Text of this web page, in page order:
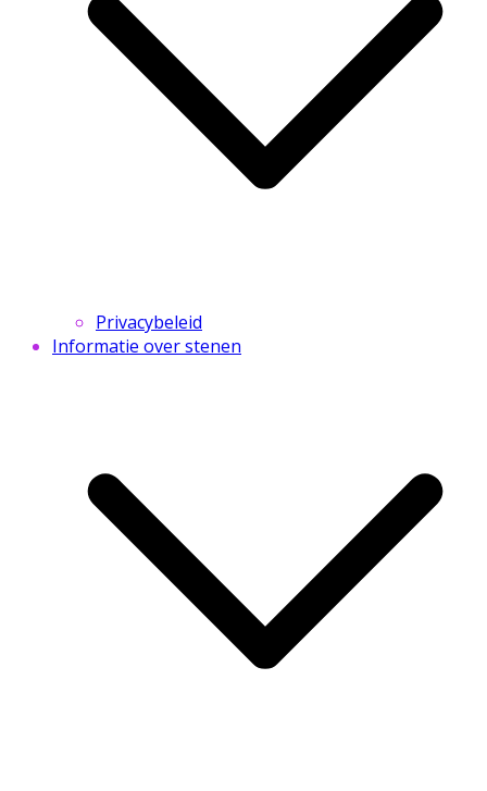
Privacybeleid
Informatie over stenen